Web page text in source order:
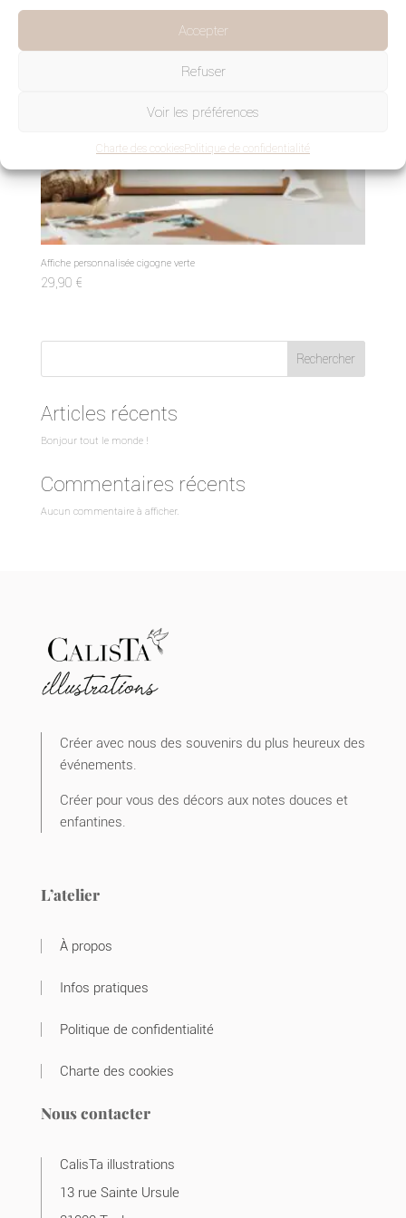
Accepter
Refuser
Voir les préférences
Charte des cookiesPolitique de confidentialité
Affiche personnalisée cigogne verte
29,90 €
Rechercher
Articles récents
Bonjour tout le monde !
Commentaires récents
Aucun commentaire à afficher.
Créer avec nous des souvenirs du plus heureux des
événements.
Créer pour vous des décors aux notes douces et
enfantines.
L’atelier
À propos
Infos pratiques
Politique de confidentialité
Charte des cookies
Nous contacter
CalisTa illustrations
13 rue Sainte Ursule